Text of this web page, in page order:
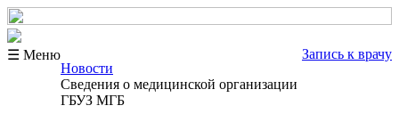
☰ Меню
Запись к врачу
Новости
Сведения о медицинской организации
ГБУЗ МГБ